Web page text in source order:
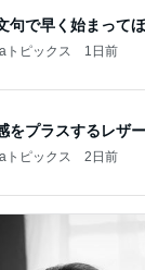
句で早く始まって
トピックス 1日前
をプラスするレザ
トピックス 2日前